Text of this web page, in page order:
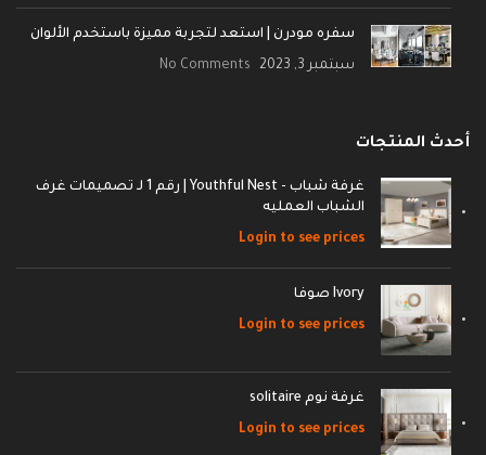
سفره مودرن | استعد لتجربة مميزة باستخدم الألوان
سبتمبر 3, 2023 No Comments
أحدث المنتجات
غرفة شباب - Youthful Nest | رقم 1 لـ تصميمات غرف
الشباب العمليه
Login to see prices
Ivory صوفا
Login to see prices
غرفة نوم solitaire
Login to see prices